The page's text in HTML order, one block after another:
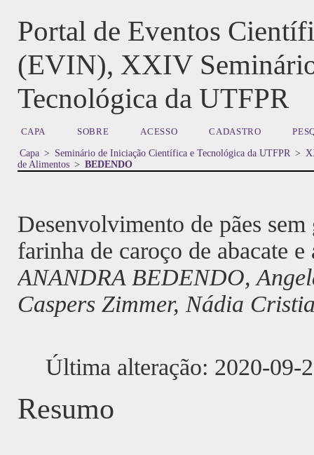
Portal de Eventos
(EVIN), XXIV
Tecnológica da UTFPR
CAPA SOBRE ACESSO CADASTRO
Capa > Seminário de Iniciação Científica e Tecnológica da UTFPR >
de Alimentos > BEDENDO
Desenvolvimento de pães
farinha de caroço de abacate
ANANDRA BEDENDO,
Caspers Zimmer, Nádia
Última alteração: 2020-09-
Resumo